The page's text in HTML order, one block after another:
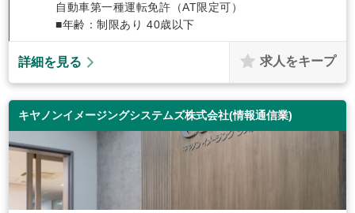
自動車第一種運転免許（AT限定可）
■年齢：制限あり 40歳以下
詳細を見る 求人をキープ
キヤノンイメージングシステムズ株式会社(情報通信業)